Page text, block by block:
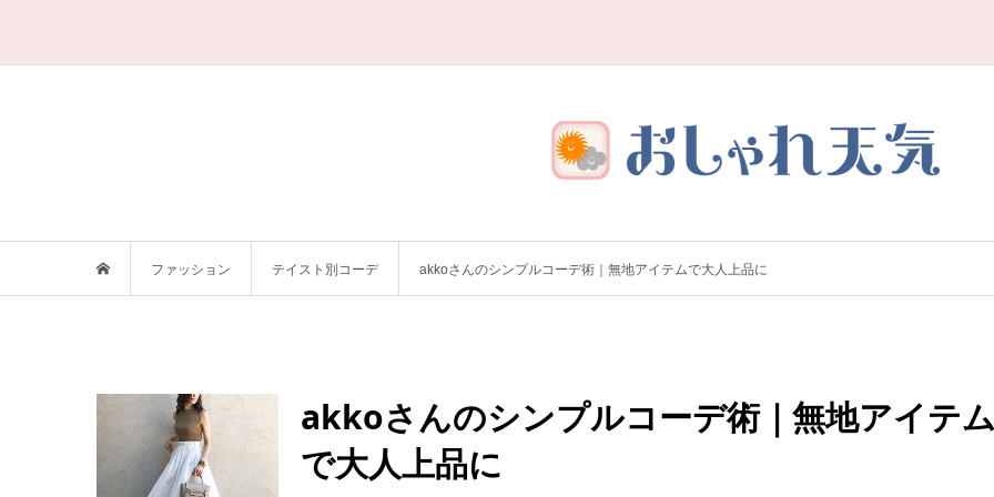
ファッション テイスト別コーデ akkoさんのシンプルコーデ術｜無地アイテムで大人上品に
akkoさんのシンプルコーデ術｜無地アイテ
で大人上品に